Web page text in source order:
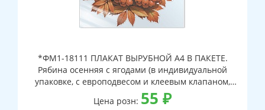
*ФМ1-18111 ПЛАКАТ ВЫРУБНОЙ А4 В ПАКЕТЕ.
Рябина осенняя с ягодами (в индивидуальной
упаковке, с европодвесом и клеевым клапаном,
двухсторонний, ВД-лак)
Цена розн: 55 ₽